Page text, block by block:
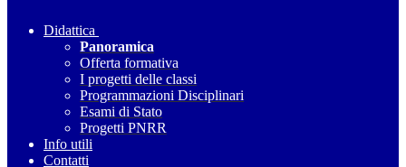
Didattica
Panoramica
Offerta formativa
I progetti delle classi
Programmazioni Disciplinari
Esami di Stato
Progetti PNRR
Info utili
Contatti